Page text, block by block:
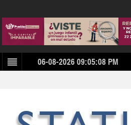
06-08-2026 09:05:08 PM